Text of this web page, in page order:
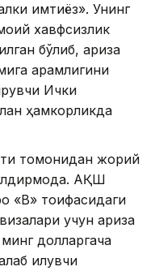
имтиёз». Унинг
хавфсизлик
бўлиб, ариза
қарамлигини
Ички
ҳамкорликда
томонидан жорий
АҚШ
«B» тоифасидаги
учун ариза
долларгача
қилувчи